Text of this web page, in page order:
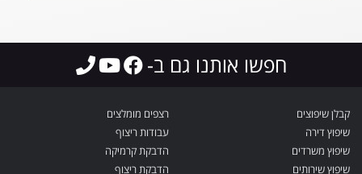
חפשו אותנו גם ב-
קבלן שיפוצים
שיפוץ דירה
שיפוץ משרדים
שיפוץ שירותים
רצפים מומלצים
עבודות ריצוף
הדבקת קרמיקה
הדבקת ריצוף